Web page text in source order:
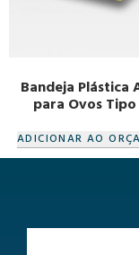
Bandeja Plástica
para Ovos Tipo
ADICIONAR AO